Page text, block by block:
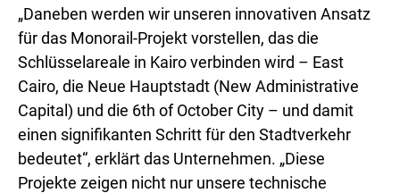
„Daneben werden wir unseren innovativen Ansatz
für das Monorail-Projekt vorstellen, das die
Schlüsselareale in Kairo verbinden wird – East
Cairo, die Neue Hauptstadt (New Administrative
Capital) und die 6th of October City – und damit
einen signifikanten Schritt für den Stadtverkehr
bedeutet“, erklärt das Unternehmen. „Diese
Projekte zeigen nicht nur unsere technische